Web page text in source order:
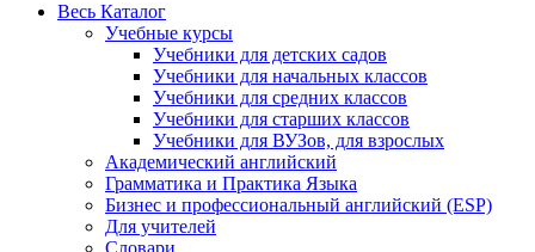
Весь Каталог
Учебные курсы
Учебники для детских садов
Учебники для начальных классов
Учебники для средних классов
Учебники для старших классов
Учебники для ВУЗов, для взрослых
Академический английский
Грамматика и Практика Языка
Бизнес и профессиональный английский (ESP)
Для учителей
Словари